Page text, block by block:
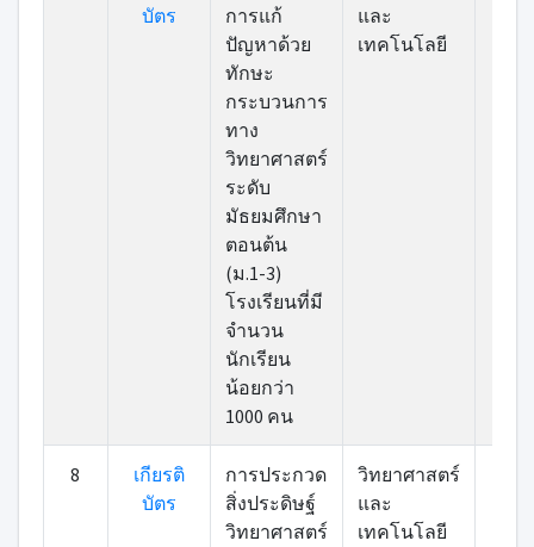
บัตร
การแก้
ปัญหาด้วย
ทักษะ
กระบวนการ
ทาง
วิทยาศาสตร์
ระดับ
มัธยมศึกษา
ตอนต้น
(ม.1-3)
โรงเรียนที่มี
จำนวน
นักเรียน
น้อยกว่า
1000 คน
และ
เทคโนโลยี
8
เกียรติ
บัตร
การประกวด
สิ่งประดิษฐ์
วิทยาศาสตร์
วิทยาศาสตร์
และ
เทคโนโลยี